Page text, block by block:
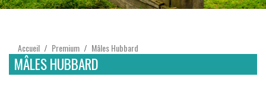
Accueil / Premium / Mâles Hubbard
MÂLES HUBBARD